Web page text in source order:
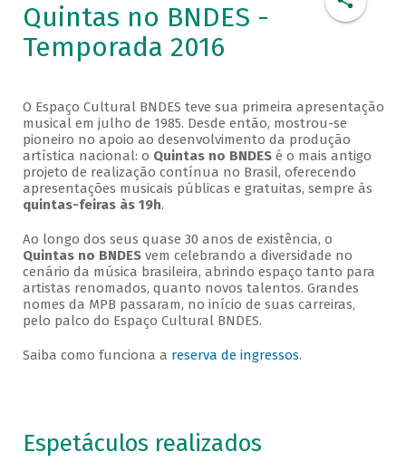
Quintas no BNDES -
Temporada 2016
O Espaço Cultural BNDES teve sua primeira apresentação
musical em julho de 1985. Desde então, mostrou-se
pioneiro no apoio ao desenvolvimento da produção
artística nacional: o Quintas no BNDESé o mais antigo
projeto de realização contínua no Brasil, oferecendo
apresentações musicais públicas e gratuitas, sempre às
quintas-feiras às 19h.
Ao longo dos seus quase 30 anos de existência, o
Quintas no BNDESvem celebrando a diversidade no
cenário da música brasileira, abrindo espaço tanto para
artistas renomados, quanto novos talentos. Grandes
nomes da MPB passaram, no início de suas carreiras,
pelo palco do Espaço Cultural BNDES.
Saiba como funciona a reserva de ingressos.
Espetáculos realizados